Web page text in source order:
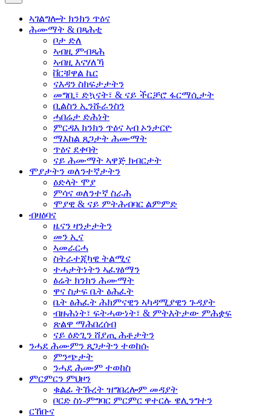
ኣገልግሎት ክንክን ጥዕና
ሕሙማት & በጻሕቲ
ቦታ ድለ
ኣብዚ ምብጻሕ
ኣብዚ እናሃለኻ
ቨርቹዋል ኬር
ናእዳን ስክፍታታትን
መግቢ፣ ድኳናት፣ & ናይ ችርቻሮ ፋርማሲታት
ቢልስን ኢንሹራንስን
ሓበሬታ ድሕነት
ምርዳእ ክንክን ጥዕና ኣብ ኦንታርዮ
ማእከል ጸጋታት ሕሙማት
ጥዕና ደቀባት
ናይ ሕሙማት ኣዋጅ ክብርታት
ሞያታትን ወለንተኛታትን
ዕድላት ሞያ
ምሳና ወለንተኛ ስራሕ
ሞያዊ & ናይ ምትሕብባር ልምምድ
ብዛዕባና
ዜናን ዛንታታትን
መን ኢና
ኣመራርሓ
ስትራተጂካዊ ትልሚና
ተሓታትነትን ኣፈፃፅማን
ፅሬት ክንክን ሕሙማት
ዋና ስታፍ ቤት ፅሕፈት
ቤት ፅሕፈት ሕክምናዊን ኣካዳሚያዊን ጉዳያት
ብዙሕነት፣ ፍትሓውነት፣ & ምትእትታው ምሕቋፍ
ጽልዋ ማሕበረሰብ
ናይ ዕድጊን ሸያጢ ሕቶታትን
ንሓደ ሕሙምን ጸጋታትን ተወከሱ
ምንጭታት
ንሓደ ሕሙም ተወከስ
ምርምርን ምህዞን
ቁልፊ ትኹረት ዝግበረሎም መዳያት
ቦርድ ስነ-ምግባር ምርምር ዋተርሉ ዌሊንግተን
ርኸቡና